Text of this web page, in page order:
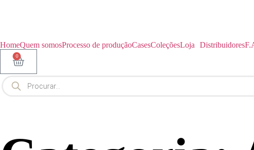
HomeQuem somosProcesso de produçãoCasesColeçõesLoja Distribuidores
0